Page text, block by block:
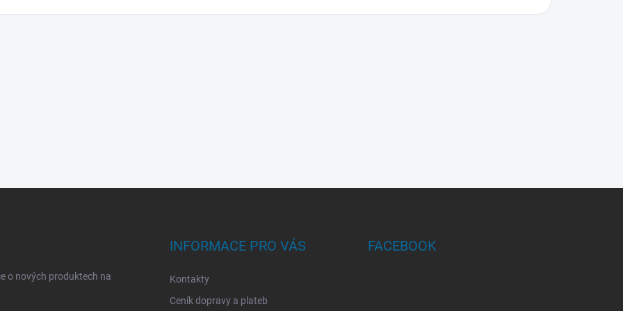
o nových produktech na
INFORMACE PRO VÁS
Kontakty
Ceník dopravy a plateb
FACEBOOK